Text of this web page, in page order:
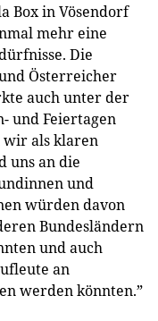
Box in Vösendorf
mehr eine
Die
Österreicher
auch unter der
und Feiertagen
wir als klaren
uns an die
und
würden davon
Bundesländern
und auch
an
werden könnten.”